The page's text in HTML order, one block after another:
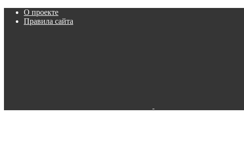
О проекте
Правила сайта